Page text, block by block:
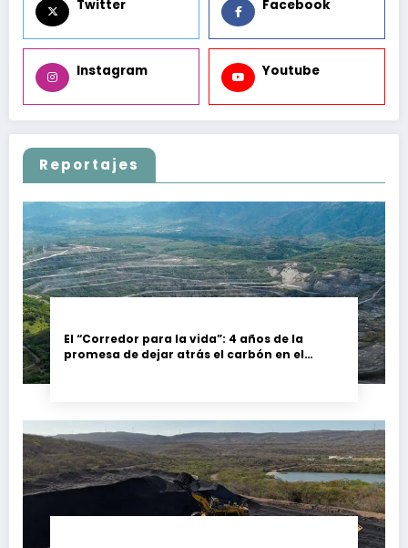
Twitter Facebook
Instagram Youtube
Reportajes
El “Corredor para la vida”: 4 años de la
promesa de dejar atrás el carbón en el